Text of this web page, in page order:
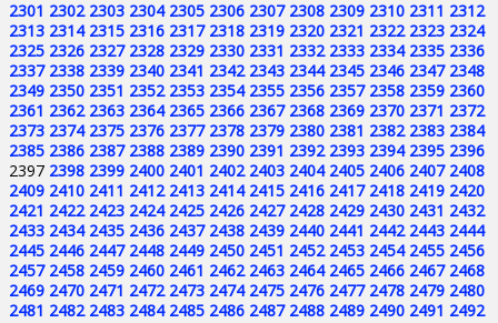
2301 2302 2303 2304 2305 2306 2307 2308 2309 2310 2311 2312
2313 2314 2315 2316 2317 2318 2319 2320 2321 2322 2323 2324
2325 2326 2327 2328 2329 2330 2331 2332 2333 2334 2335 2336
2337 2338 2339 2340 2341 2342 2343 2344 2345 2346 2347 2348
2349 2350 2351 2352 2353 2354 2355 2356 2357 2358 2359 2360
2361 2362 2363 2364 2365 2366 2367 2368 2369 2370 2371 2372
2373 2374 2375 2376 2377 2378 2379 2380 2381 2382 2383 2384
2385 2386 2387 2388 2389 2390 2391 2392 2393 2394 2395 2396
2397 2398 2399 2400 2401 2402 2403 2404 2405 2406 2407 2408
2409 2410 2411 2412 2413 2414 2415 2416 2417 2418 2419 2420
2421 2422 2423 2424 2425 2426 2427 2428 2429 2430 2431 2432
2433 2434 2435 2436 2437 2438 2439 2440 2441 2442 2443 2444
2445 2446 2447 2448 2449 2450 2451 2452 2453 2454 2455 2456
2457 2458 2459 2460 2461 2462 2463 2464 2465 2466 2467 2468
2469 2470 2471 2472 2473 2474 2475 2476 2477 2478 2479 2480
2481 2482 2483 2484 2485 2486 2487 2488 2489 2490 2491 2492